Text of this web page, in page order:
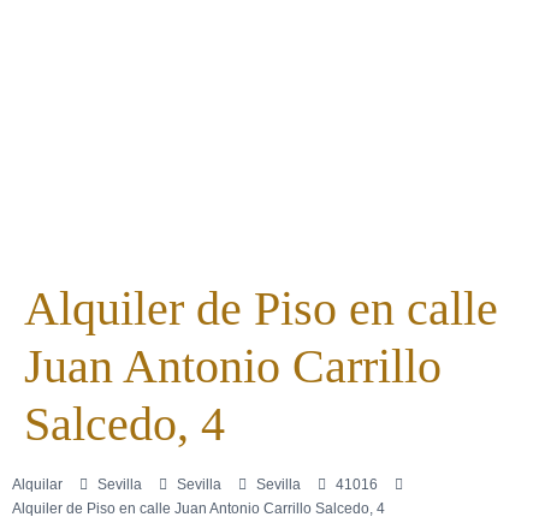
Alquiler de Piso en calle
Juan Antonio Carrillo
Salcedo, 4
Alquilar Sevilla Sevilla Sevilla
41016
Alquiler de Piso en calle Juan Antonio Carrillo Salcedo, 4